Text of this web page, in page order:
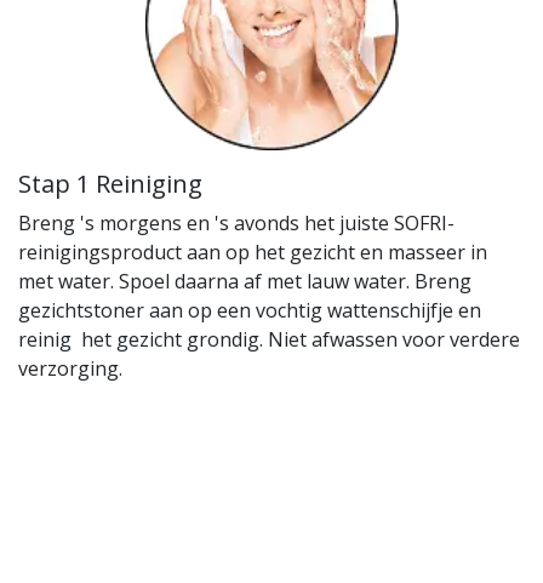
Stap 1 Reiniging
Breng 's morgens en 's avonds het juiste SOFRI-
reinigingsproduct aan op het gezicht en masseer in
met water. Spoel daarna af met lauw water. Breng
gezichtstoner aan op een vochtig wattenschijfje en
reinig het gezicht grondig. Niet afwassen voor verdere
verzorging.